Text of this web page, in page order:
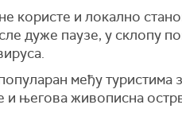
користе и локално
дуже паузе, у склопу
међу туристима
и његова живописна